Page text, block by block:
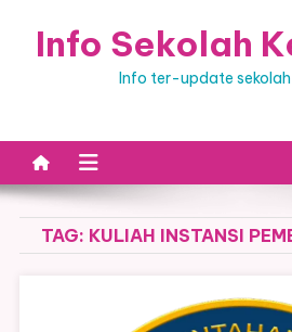
Info Sekolah
Info ter-update sekolah
TAG: KULIAH INSTANSI